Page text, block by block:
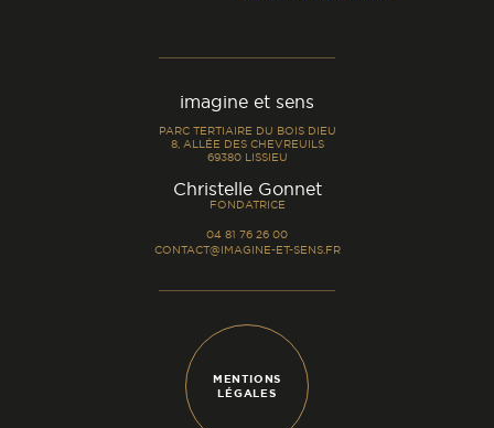
imagine et sens
PARC TERTIAIRE DU BOIS DIEU
8, ALLÉE DES CHEVREUILS
69380 LISSIEU
Christelle Gonnet-
FONDATRICE
04 81 76 26 00
CONTACT@IMAGINE-ET-SENS.FR
MENTIONS
LÉGALES